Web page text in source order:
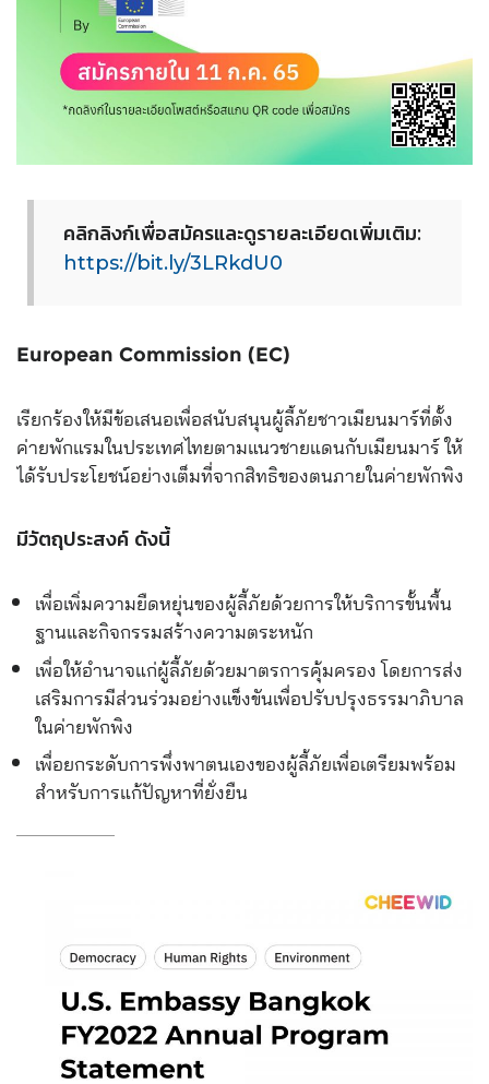
คลิกลิงก์เพื่อสมัครและดูรายละเอียดเพิ่มเติม:
https://bit.ly/3LRkdU0
European Commission (EC)
เรียกร้องให้มีข้อเสนอเพื่อสนับสนุนผู้ลี้ภัยชาวเมียนมาร์ที่ตั้ง
ค่ายพักแรมในประเทศไทยตามแนวชายแดนกับเมียนมาร์ ให้
ได้รับประโยชน์อย่างเต็มที่จากสิทธิของตนภายในค่ายพักพิง
มีวัตถุประสงค์ ดังนี้
เพื่อเพิ่มความยืดหยุ่นของผู้ลี้ภัยด้วยการให้บริการขั้นพื้น
ฐานและกิจกรรมสร้างความตระหนัก
เพื่อให้อำนาจแก่ผู้ลี้ภัยด้วยมาตรการคุ้มครอง โดยการส่ง
เสริมการมีส่วนร่วมอย่างแข็งขันเพื่อปรับปรุงธรรมาภิบาล
ในค่ายพักพิง
เพื่อยกระดับการพึ่งพาตนเองของผู้ลี้ภัยเพื่อเตรียมพร้อม
สำหรับการแก้ปัญหาที่ยั่งยืน